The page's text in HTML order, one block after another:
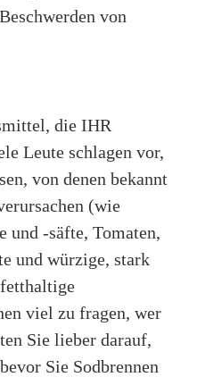
von
die IHR
Leute schlagen vor,
von denen bekannt
(wie
und -säfte, Tomaten,
und würzige, stark
viel zu fragen, wer
Sie lieber darauf,
Sie Sodbrennen